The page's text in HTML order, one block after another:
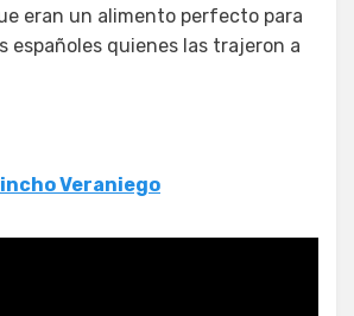
eran un alimento perfecto para
españoles quienes las trajeron a
Veraniego